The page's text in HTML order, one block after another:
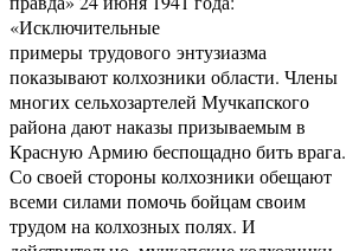
«Исключительные
примеры трудового энтузиазма
показывают колхозники области. Члены
многих сельхозартелей Мучкапского
района дают наказы призываемым в
Красную Армию беспощадно бить врага.
Со своей стороны колхозники обещают
всеми силами помочь бойцам своим
трудом на колхозных полях. И